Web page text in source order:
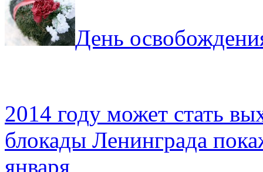
День
2014 году может стать
блокады Ленинграда
января